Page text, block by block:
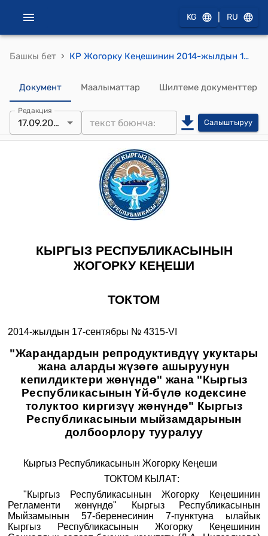
KG RU
Башкы бет › КР Жогорку Кеңешинин 2014-жылдын 17-сентябрындагы № 4315-VI "Жарандардыи репродуктивдүү укуктары жана аларды жүзөгө ашыруунун кепилдиктери жөнүндө" жана "Кыргыз Республикасынын Үй-бүлө кодексине толуктоо киргизүү жөнүндө" Кыргыз Республикасыныи мыйзамдарынын долбоорлору тууралуу" токтому
Документ Маалыматтар Шилтеме документтер
Редакция
17.09.2014 Салыштыруу